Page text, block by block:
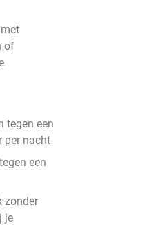
of
tegen een
per nacht
een
zonder
je